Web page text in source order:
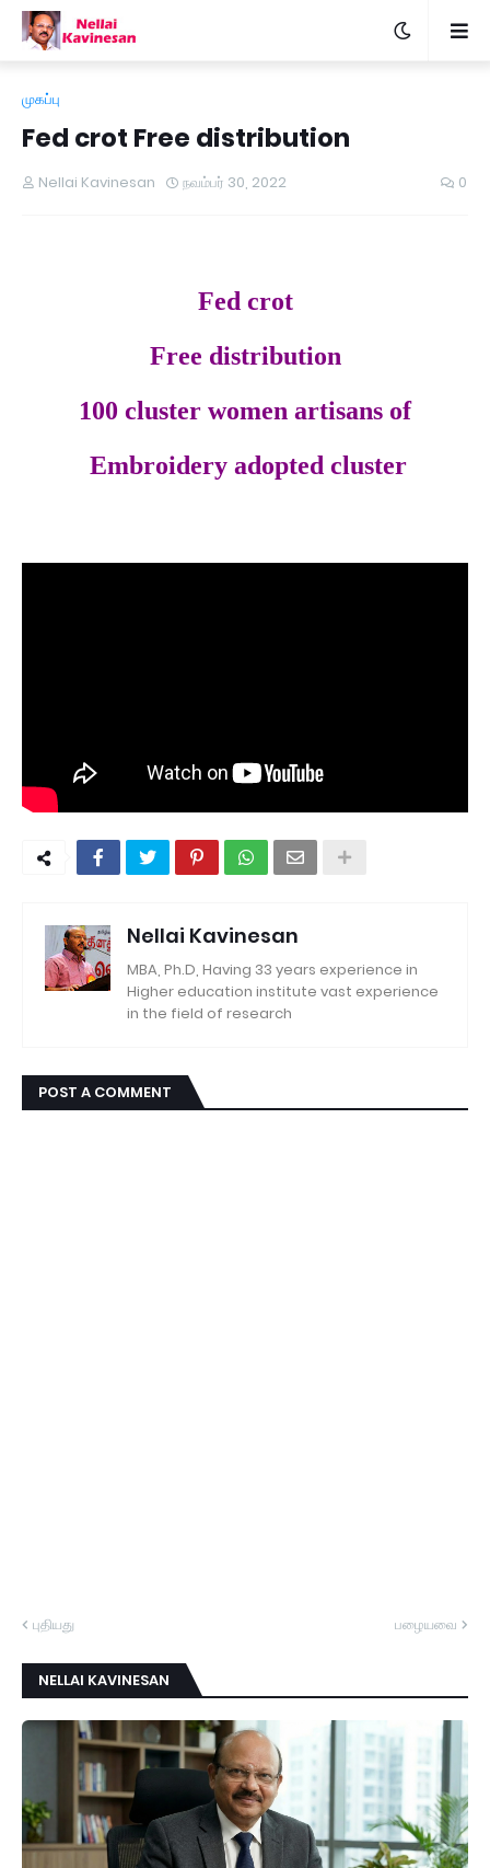
முகப்பு
Fed crot Free distribution
Nellai Kavinesan நவம்பர் 30, 2022 0
Fed crot
Free distribution
100 cluster women artisans of
Embroidery adopted cluster
Nellai Kavinesan
MBA, Ph.D, Having 33 years experience in
Higher education institute vast experience
in the field of research
POST A COMMENT
புதியது பழையவை
NELLAI KAVINESAN